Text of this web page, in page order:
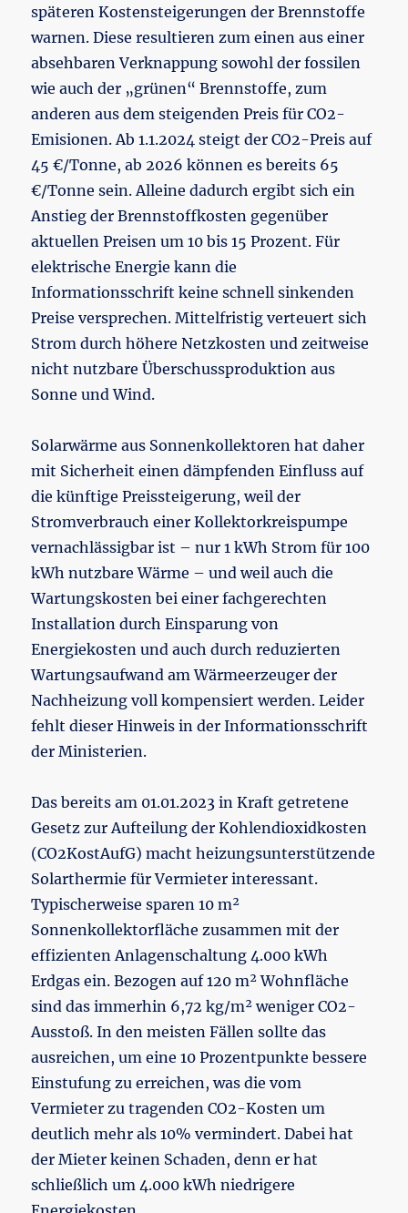
späteren Kostensteigerungen der Brennstoffe
warnen. Diese resultieren zum einen aus einer
absehbaren Verknappung sowohl der fossilen
wie auch der „grünen“ Brennstoffe, zum
anderen aus dem steigenden Preis für CO2-
Emisionen. Ab 1.1.2024 steigt der CO2-Preis auf
45 €/Tonne, ab 2026 können es bereits 65
€/Tonne sein. Alleine dadurch ergibt sich ein
Anstieg der Brennstoffkosten gegenüber
aktuellen Preisen um 10 bis 15 Prozent. Für
elektrische Energie kann die
Informationsschrift keine schnell sinkenden
Preise versprechen. Mittelfristig verteuert sich
Strom durch höhere Netzkosten und zeitweise
nicht nutzbare Überschussproduktion aus
Sonne und Wind.
Solarwärme aus Sonnenkollektoren hat daher
mit Sicherheit einen dämpfenden Einfluss auf
die künftige Preissteigerung, weil der
Stromverbrauch einer Kollektorkreispumpe
vernachlässigbar ist – nur 1 kWh Strom für 100
kWh nutzbare Wärme – und weil auch die
Wartungskosten bei einer fachgerechten
Installation durch Einsparung von
Energiekosten und auch durch reduzierten
Wartungsaufwand am Wärmeerzeuger der
Nachheizung voll kompensiert werden. Leider
fehlt dieser Hinweis in der Informationsschrift
der Ministerien.
Das bereits am 01.01.2023 in Kraft getretene
Gesetz zur Aufteilung der Kohlendioxidkosten
(CO2KostAufG) macht heizungsunterstützende
Solarthermie für Vermieter interessant.
Typischerweise sparen 10 m²
Sonnenkollektorfläche zusammen mit der
effizienten Anlagenschaltung 4.000 kWh
Erdgas ein. Bezogen auf 120 m² Wohnfläche
sind das immerhin 6,72 kg/m² weniger CO2-
Ausstoß. In den meisten Fällen sollte das
ausreichen, um eine 10 Prozentpunkte bessere
Einstufung zu erreichen, was die vom
Vermieter zu tragenden CO2-Kosten um
deutlich mehr als 10% vermindert. Dabei hat
der Mieter keinen Schaden, denn er hat
schließlich um 4.000 kWh niedrigere